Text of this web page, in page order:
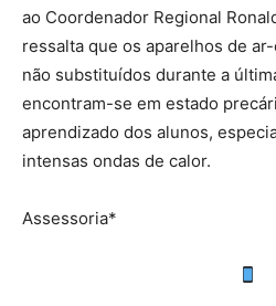
ao Coordenador Regional
ressalta que os aparelhos de
não substituídos durante a
encontram-se em estado
aprendizado dos alunos,
intensas ondas de calor.
Assessoria*